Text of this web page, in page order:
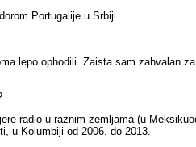
Portugalije u Srbiji.
lepo ophodili. Zaista sam zahvalan
radio u raznim zemljama (u Meksiku
u Kolumbiji od 2006. do 2013.